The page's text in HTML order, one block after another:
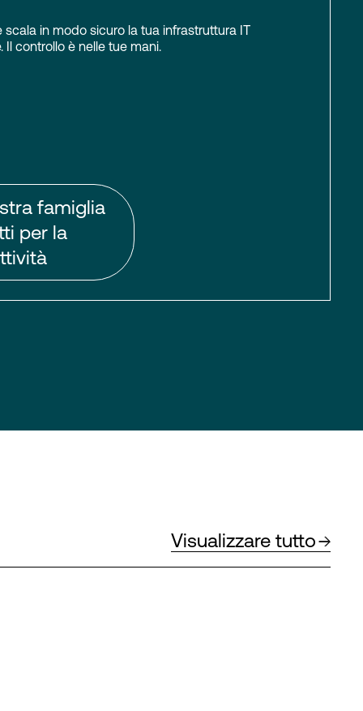
in modo sicuro la tua infrastruttura IT
Il controllo è nelle tue mani.
famiglia
per la
Visualizzare tutto